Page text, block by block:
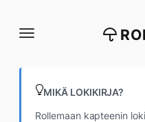
suoraan
MIKÄ LOKIKIRJA?
Rollemaan kapteenin